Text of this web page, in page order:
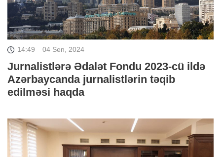
14:49 04 Sen, 2024
Jurnalistlərə Ədalət Fondu 2023-cü ildə
Azərbaycanda jurnalistlərin təqib
edilməsi haqda